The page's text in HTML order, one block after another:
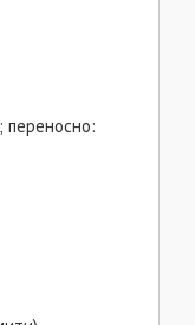
переносно: